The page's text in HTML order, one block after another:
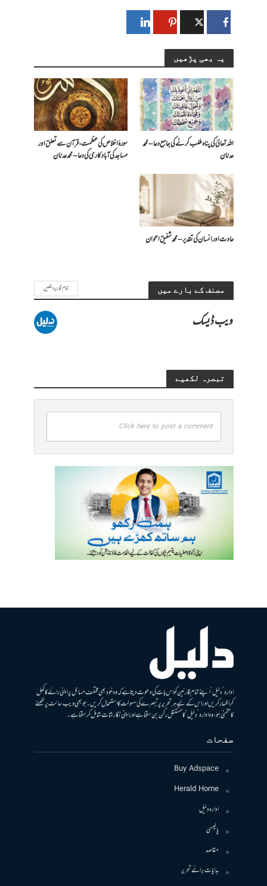
یہ بھی پڑھیں
اللہ تعالیٰ کی پناہ طلب کرنے کی جامع دعا – محمد
عدنان
سورۂ اخلاص کی عظمت، قرآن سے تعلق اور
مساجد کی آبادکاری کی دعا – محمد عدنان
عادت اور انسان کی تقدیر – محمد شفیق اعوان
مصنف کے بارے میں تمام تحاریر دیکھیں
ویب ڈیسک
تبصرہ لکھیے
Click here to post a comment
ادارہ ’دلیل‘ اپنے تمام قارئین کو اس بات کی دعوت دیتا ہے کہ وہ خود بھی مختلف مسائل پر اپنی رائے کا کھل
کر اظہار کریں اور اس کے لیے ہر تحریر پر تبصرے کی سہولت کا استعمال کریں۔ جو بھی ویب سائٹ پر لکھنے
کا متمنی ہو، وہ ادارہ ’دلیل‘ کا مستقل رکن بن سکتا ہے اور اپنی نگارشات شامل کرسکتا ہے۔
صفحات
Buy Adspace
Herald Home
ادارہ دلیل
پالیسی
مقاصد
ہدایات برائے تحریر